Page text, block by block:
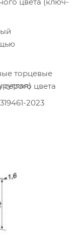
торцевые
серого цвета
2023